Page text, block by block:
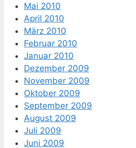
Mai 2010
April 2010
März 2010
Februar 2010
Januar 2010
Dezember 2009
November 2009
Oktober 2009
September 2009
August 2009
Juli 2009
Juni 2009